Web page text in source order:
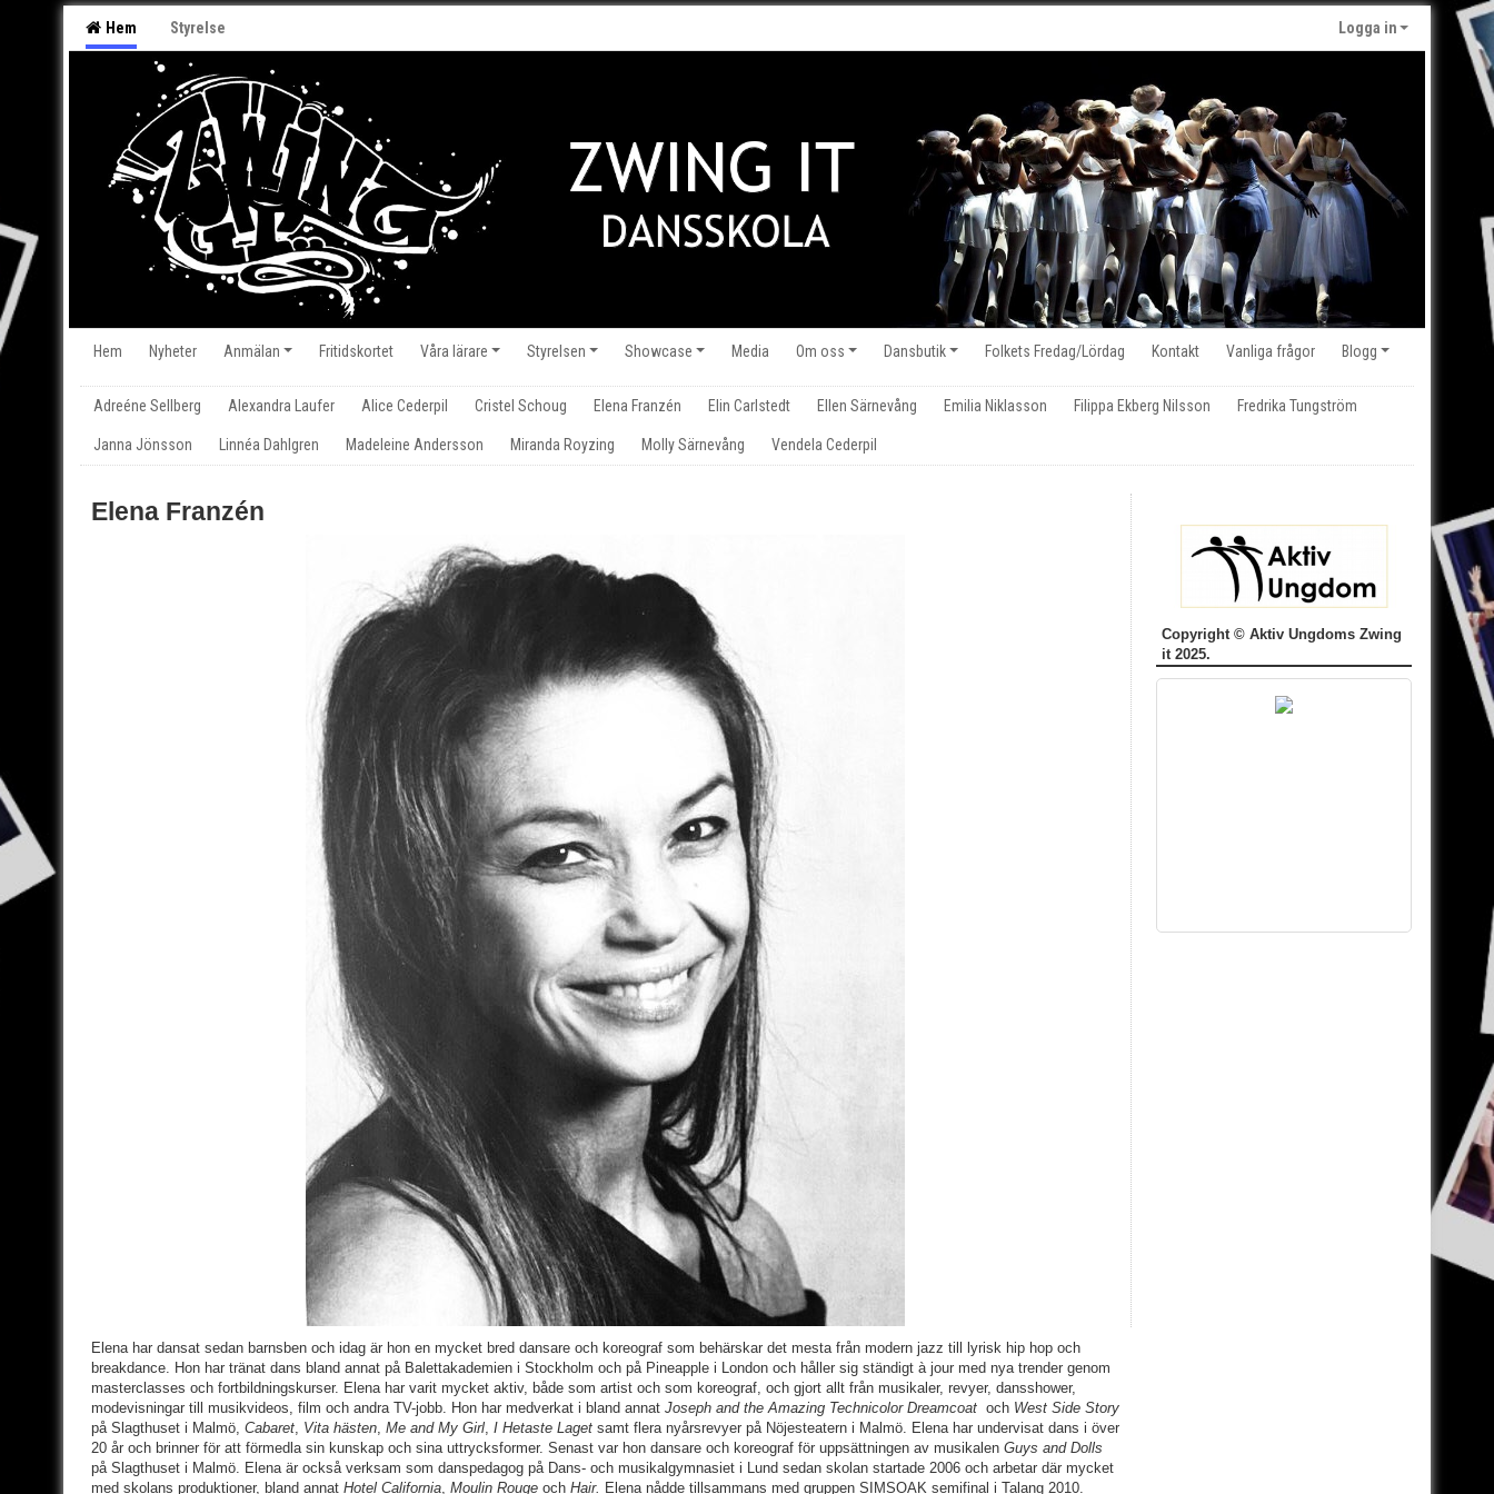
Hem Styrelse Logga in
Hem Nyheter Anmälan Fritidskortet Våra lärare Styrelsen Showcase Media Om oss Dansbutik Folkets Fredag/Lördag Kontakt Vanliga frågor Blogg
Adreéne Sellberg Alexandra Laufer Alice Cederpil Cristel Schoug Elena Franzén Elin Carlstedt Ellen Särnevång Emilia Niklasson Filippa Ekberg Nilsson Fredrika Tungström
Janna Jönsson Linnéa Dahlgren Madeleine Andersson Miranda Royzing Molly Särnevång Vendela Cederpil
Elena Franzén
Elena har dansat sedan barnsben och idag är hon en mycket bred dansare och koreograf som behärskar det mesta från modern jazz till lyrisk hip hop och
breakdance. Hon har tränat dans bland annat på Balettakademien i Stockholm och på Pineapple i London och håller sig ständigt à jour med nya trender genom
masterclasses och fortbildningskurser. Elena har varit mycket aktiv, både som artist och som koreograf, och gjort allt från musikaler, revyer, dansshower,
modevisningar till musikvideos, film och andra TV-jobb. Hon har medverkat i bland annat Joseph and the Amazing Technicolor Dreamcoat och West Side Story
på Slagthuset i Malmö, Cabaret Vita hästen Me and My Girl I Hetaste Laget samt flera nyårsrevyer på Nöjesteatern i Malmö. Elena har undervisat dans i över
20 år och brinner för att förmedla sin kunskap och sina uttrycksformer. Senast var hon dansare och koreograf för uppsättningen av musikalen Guys and Dolls
på Slagthuset i Malmö. Elena är också verksam som danspedagog på Dans- och musikalgymnasiet i Lund sedan skolan startade 2006 och arbetar där mycket
med skolans produktioner, bland annat Hotel California Moulin Rouge och Hair. Elena nådde tillsammans med gruppen SIMSOAK semifinal i Talang 2010.
Copyright © Aktiv Ungdoms Zwing
it 2025.